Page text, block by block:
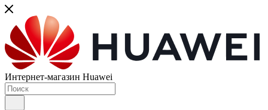
Интернет-магазин Huawei